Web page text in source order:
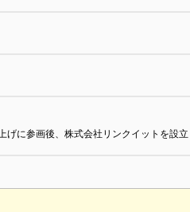
げに参画後、株式会社リンクイットを設立